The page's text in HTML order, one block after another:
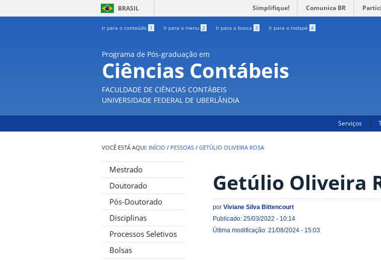
BRASIL Simplifique! Comunica BR
Ir para o conteúdo 1 Ir para o menu 2 Ir para a busca 3 Ir para o rodapé 4
Programa de Pós-graduação em
Ciências Contábeis
FACULDADE DE CIÊNCIAS CONTÁBEIS
UNIVERSIDADE FEDERAL DE UBERLÂNDIA
Serviços
INÍCIO / PESSOAS / GETÚLIO OLIVEIRA ROSA
Mestrado
Doutorado
Pós-Doutorado
Disciplinas
Processos Seletivos
Bolsas
Getúlio Oliveira
por Viviane Silva Bittencourt
Publicado: 25/03/2022 - 10:14
Última modificação: 21/08/2024 - 15:03